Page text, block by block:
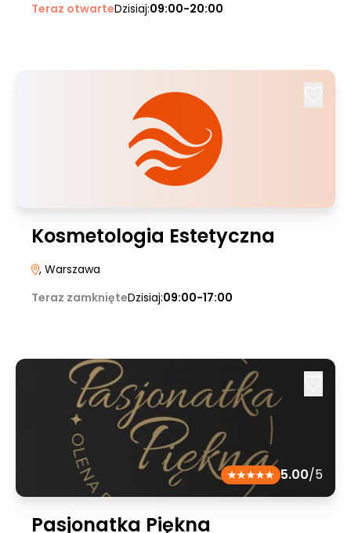
Teraz otwarteDzisiaj:09:00-20:00
Kosmetologia Estetyczna
, Warszawa
Teraz zamknięteDzisiaj:09:00-17:00
5.00/5
Pasjonatka Piękna